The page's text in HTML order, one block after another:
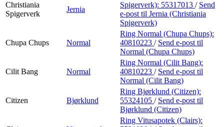
Christiania
Spigerverk
Jernia
Spigerverk): 55317013 / Send
e-post til Jernia (Christiania
Spigerverk)
Chupa Chups Normal
Ring Normal (Chupa Chups):
40810223 / Send e-post til
Normal (Chupa Chups)
Cilit Bang Normal
Ring Normal (Cilit Bang):
40810223 / Send e-post til
Normal (Cilit Bang)
Citizen Bjørklund
Ring Bjørklund (Citizen):
55324105 / Send e-post til
Bjørklund (Citizen)
Ring Vitusapotek (Clairs):